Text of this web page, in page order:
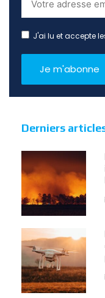
J'ai lu et accepte
Derniers